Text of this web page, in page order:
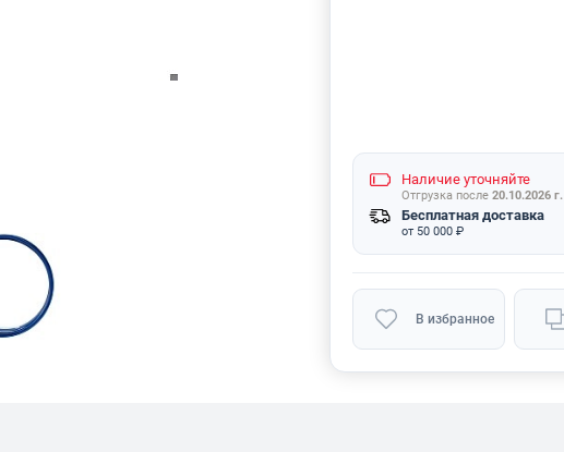
Наличие уточняйте
Отгрузка после 20.10.2026 г.
Бесплатная доставка
от 50 000 ₽
В избранное